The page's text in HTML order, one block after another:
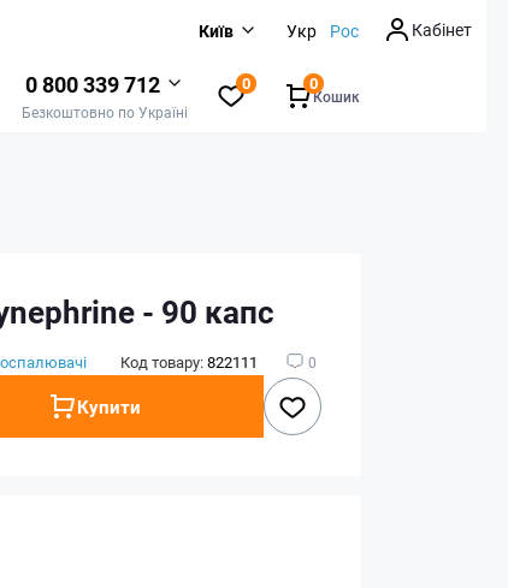
Київ Укр Рос Кабінет
0 800 339 712
Безкоштовно по Україні
0
Кошик
0
- 90 капс
Код товару:822111 0
Купити